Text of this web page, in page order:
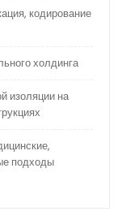
кодирование
холдинга
изоляции на
подходы